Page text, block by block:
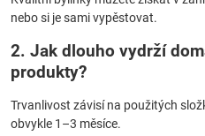
nebo si je sami vypěstovat.
2. Jak dlouho vydrží
produkty?
Trvanlivost závisí na použitých
obvykle 1–3 měsíce.